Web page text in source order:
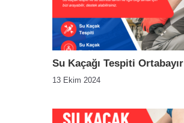
Su Kaçağı Tespiti Ortabayır
13 Ekim 2024